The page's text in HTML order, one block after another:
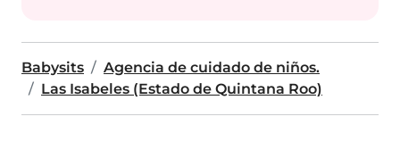
Babysits
Agencia de cuidado de niños.
Las Isabeles (Estado de Quintana Roo)